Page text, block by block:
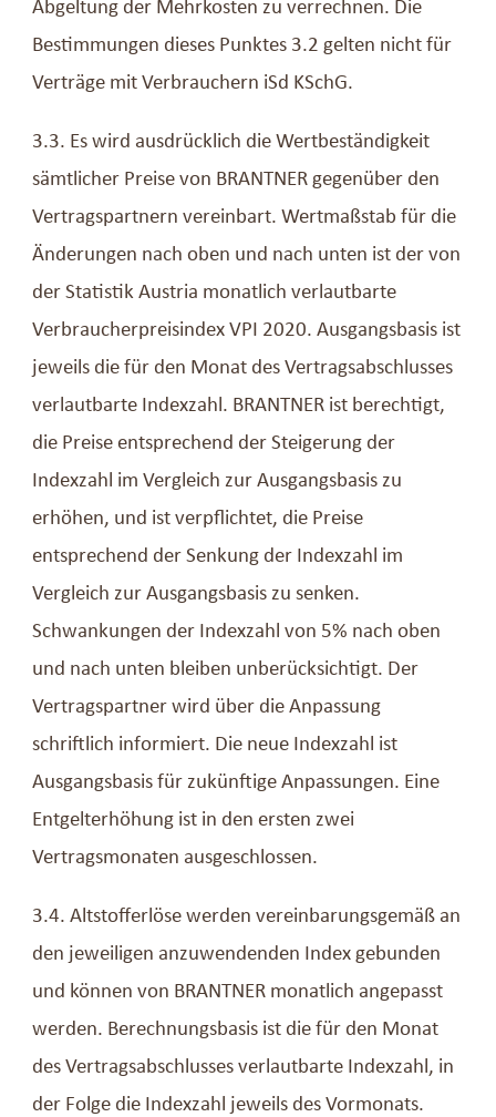
Abgeltung der Mehrkosten zu verrechnen. Die
Bestimmungen dieses Punktes 3.2 gelten nicht für
Verträge mit Verbrauchern iSd KSchG.
3.3. Es wird ausdrücklich die Wertbeständigkeit
sämtlicher Preise von BRANTNER gegenüber den
Vertragspartnern vereinbart. Wertmaßstab für die
Änderungen nach oben und nach unten ist der von
der Statistik Austria monatlich verlautbarte
Verbraucherpreisindex VPI 2020. Ausgangsbasis ist
jeweils die für den Monat des Vertragsabschlusses
verlautbarte Indexzahl. BRANTNER ist berechtigt,
die Preise entsprechend der Steigerung der
Indexzahl im Vergleich zur Ausgangsbasis zu
erhöhen, und ist verpflichtet, die Preise
entsprechend der Senkung der Indexzahl im
Vergleich zur Ausgangsbasis zu senken.
Schwankungen der Indexzahl von 5% nach oben
und nach unten bleiben unberücksichtigt. Der
Vertragspartner wird über die Anpassung
schriftlich informiert. Die neue Indexzahl ist
Ausgangsbasis für zukünftige Anpassungen. Eine
Entgelterhöhung ist in den ersten zwei
Vertragsmonaten ausgeschlossen.
3.4. Altstofferlöse werden vereinbarungsgemäß an
den jeweiligen anzuwendenden Index gebunden
und können von BRANTNER monatlich angepasst
werden. Berechnungsbasis ist die für den Monat
des Vertragsabschlusses verlautbarte Indexzahl, in
der Folge die Indexzahl jeweils des Vormonats.